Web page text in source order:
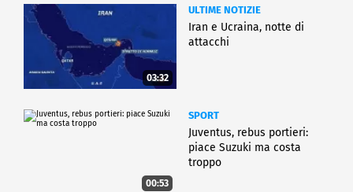
03:32
ULTIME NOTIZIE
Iran e Ucraina, notte di
attacchi
00:53
SPORT
Juventus, rebus portieri:
piace Suzuki ma costa
troppo